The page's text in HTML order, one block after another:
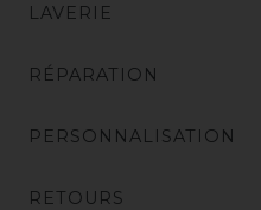
LAVERIE
RÉPARATION
PERSONNALISATION
RETOURS